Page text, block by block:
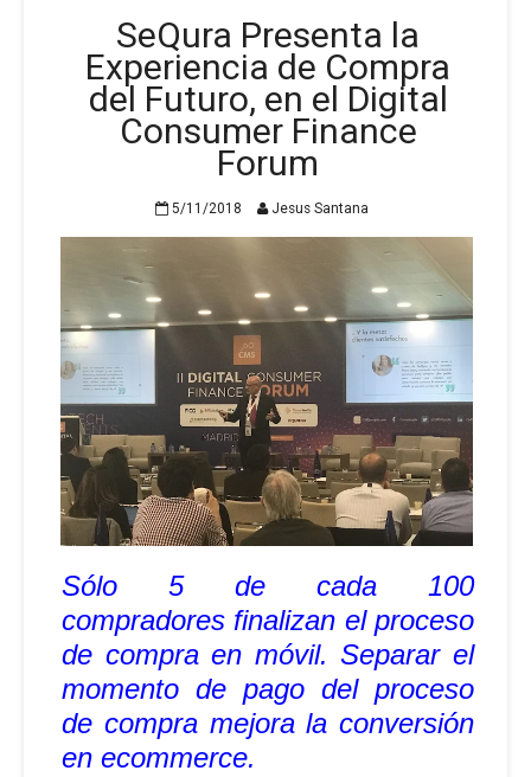
SeQura Presenta la
Experiencia de Compra
del Futuro, en el Digital
Consumer Finance
Forum
5/11/2018 Jesus Santana
Sólo 5 de cada 100
compradores finalizan el proceso
de compra en móvil. Separar el
momento de pago del proceso
de compra mejora la conversión
en ecommerce.